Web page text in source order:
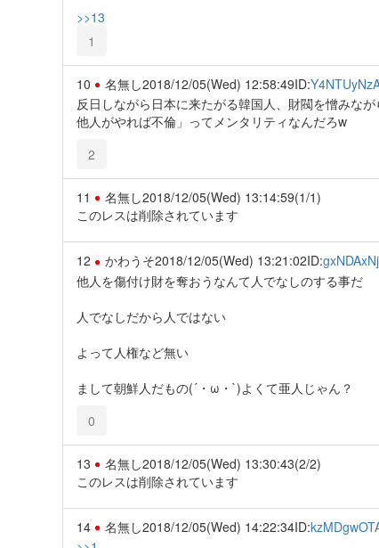
>>13
1
10 名無し2018/12/05(Wed) 12:58:49ID:
反日しながら日本に来たがる韓国人、財閥を憎みな
他人がやれば不倫」ってメンタリティなんだろw
2
11 名無し2018/12/05(Wed) 13:14:59(1/1)
このレスは削除されています
12 かわうそ2018/12/05(Wed) 13:21:02ID:
他人を傷付け財を奪おうなんて人でなしのする事だ
人でなしだから人ではない
よって人権など無い
まして朝鮮人だもの(´・ω・`)よくて亜人じゃん？
0
13 名無し2018/12/05(Wed) 13:30:43(2/2)
このレスは削除されています
14 名無し2018/12/05(Wed) 14:22:34ID: